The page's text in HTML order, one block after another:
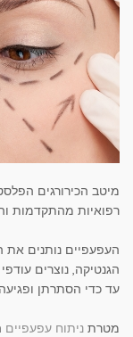
מיטב הכירורגים
רפואיות מהתקדמות
העפעפיים נותנים את
הגנטיקה, נוצרים
עד כדי הסתרתן
מטרת ניתוח עפעפיים